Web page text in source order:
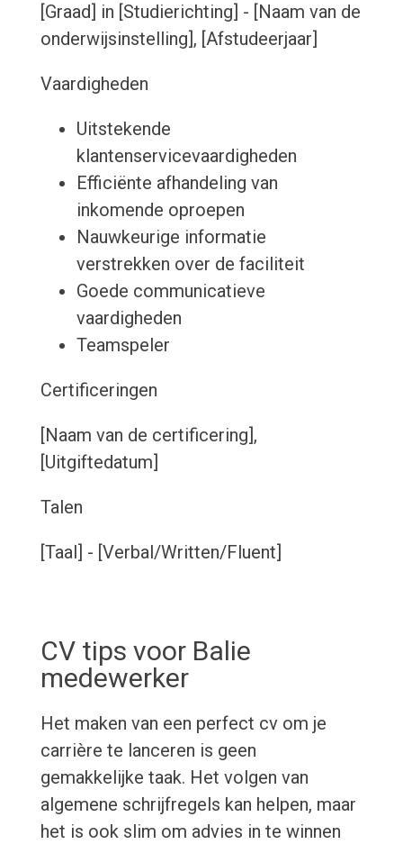
[Graad] in [Studierichting] - [Naam van de
onderwijsinstelling], [Afstudeerjaar]
Vaardigheden
Uitstekende
klantenservicevaardigheden
Efficiënte afhandeling van
inkomende oproepen
Nauwkeurige informatie
verstrekken over de faciliteit
Goede communicatieve
vaardigheden
Teamspeler
Certificeringen
[Naam van de certificering],
[Uitgiftedatum]
Talen
[Taal] - [Verbal/Written/Fluent]
CV tips voor Balie
medewerker
Het maken van een perfect cv om je
carrière te lanceren is geen
gemakkelijke taak. Het volgen van
algemene schrijfregels kan helpen, maar
het is ook slim om advies in te winnen